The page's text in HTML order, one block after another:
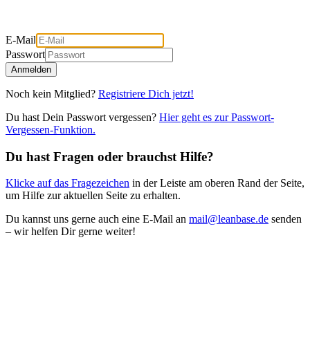
E-Mail
Passwort
Anmelden
Noch kein Mitglied? Registriere Dich jetzt!
Du hast Dein Passwort vergessen? Hier geht es zur Passwort-
Vergessen-Funktion.
Du hast Fragen oder brauchst Hilfe?
Klicke auf das Fragezeichen in der Leiste am oberen Rand der Seite,
um Hilfe zur aktuellen Seite zu erhalten.
Du kannst uns gerne auch eine E-Mail an mail@leanbase.de senden
– wir helfen Dir gerne weiter!